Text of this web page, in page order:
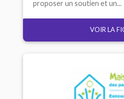
proposer un soutien et un...
VOIR LA